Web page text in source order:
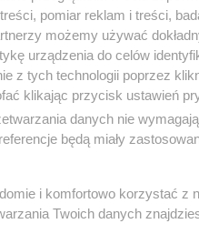
2,5 promila alkoholu
do szpitala | ZDJĘCIA
współtworzenie
kasy, a
pomiar reklam i treści,
możemy używać
urządzenia do celów
z tych technologii poprzez
klikając przycisk ustawień
danych nie
będą miały
i komfortowo korzystać z
Twoich danych